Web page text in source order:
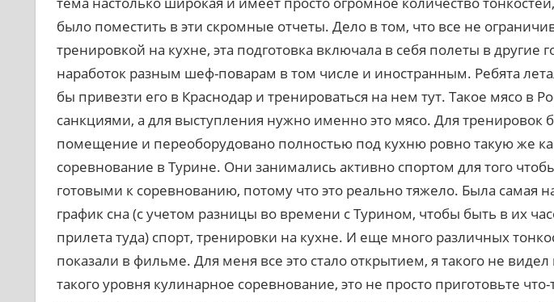
было поместить в эти скромные отчеты. Дело в том, что все не
тренировкой на кухне, эта подготовка включала в себя полеты в другие
наработок разным шеф-поварам в том числе и иностранным. Ребята
бы привезти его в Краснодар и тренироваться на нем тут. Такое мясо в
санкциями, а для выступления нужно именно это мясо. Для тренировок
помещение и переоборудовано полностью под кухню ровно такую же
соревнование в Турине. Они занимались активно спортом для того
готовыми к соревнованию, потому что это реально тяжело. Была самая
график сна (с учетом разницы во времени с Турином, чтобы быть в их
прилета туда) спорт, тренировки на кухне. И еще много различных
показали в фильме. Для меня все это стало открытием, я такого не видел
такого уровня кулинарное соревнование, это не просто приготовьте